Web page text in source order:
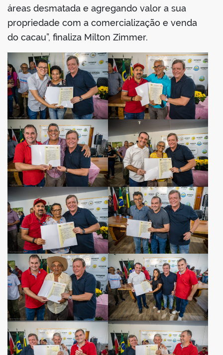
áreas desmatada e agregando valor a sua
propriedade com a comercialização e venda
do cacau”, finaliza Milton Zimmer.